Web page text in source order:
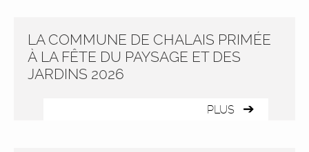
LA COMMUNE DE CHALAIS PRIMÉE
À LA FÊTE DU PAYSAGE ET DES
JARDINS 2026
PLUS